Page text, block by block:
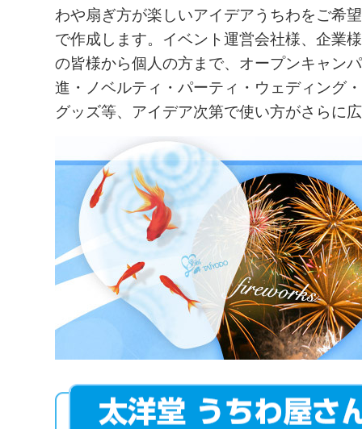
わや扇ぎ方が楽しいアイデアうちわをご希
で作成します。イベント運営会社様、企業
の皆様から個人の方まで、オープンキャン
進・ノベルティ・パーティ・ウェディング
グッズ等、アイデア次第で使い方がさらに